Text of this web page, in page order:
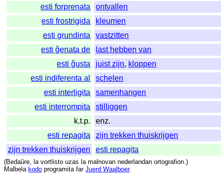
esti forprenata
ontvallen
esti frostrigida
kleumen
esti grundinta
vastzitten
esti ĝenata de
last hebben van
esti ĝusta
juist zijn, kloppen
esti indiferenta al
schelen
esti interligita
samenhangen
esti interrompita
stilliggen
k.t.p.
enz.
esti repagita
zijn trekken thuiskrijgen
zijn trekken thuiskrijgen
esti repagita
(Bedaŭre, la vortlisto uzas la malnovan nederlandan ortografion.)
Malbela kodo programita far Juerd Waalboer.